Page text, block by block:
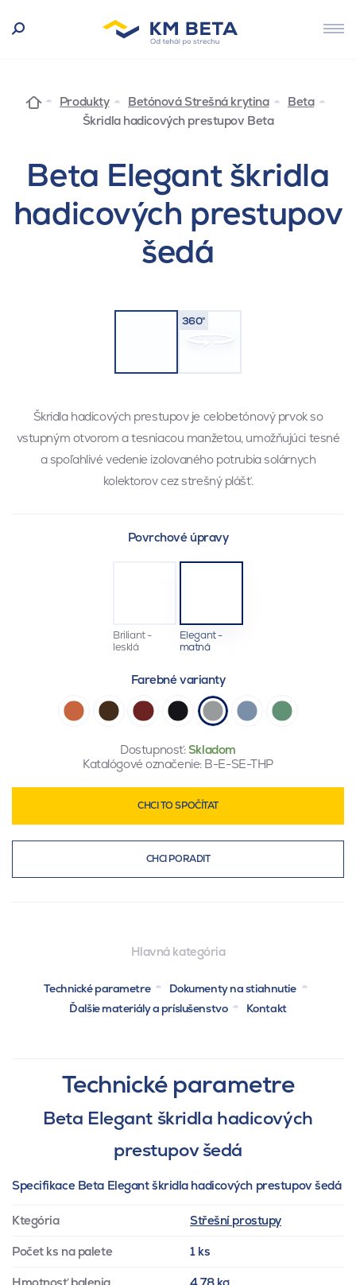
Produkty Betónová Strešná krytina
Beta
Škridla hadicových prestupov Beta
Beta Elegant škridla
hadicových prestupov
šedá
360°
Škridla hadicových prestupov je celobetónový prvok so
vstupným otvorom a tesniacou manžetou, umožňujúci tesné
a spoľahlivé vedenie izolovaného potrubia solárnych
kolektorov cez strešný plášť.
Povrchové úpravy
Briliant -
lesklá
Elegant -
matná
Farebné varianty
Dostupnosť:Skladom
Katalógové označenie: B-E-SE-THP
CHCI TO SPOČÍTAT
CHCI PORADIT
Hlavná kategória
Technické parametre
Dokumenty na stiahnutie
Ďalšie materiály a príslušenstvo
Kontakt
Technické parametre
Beta Elegant škridla hadicových
prestupov šedá
Specifikace Beta Elegant škridla hadicových prestupov šedá
Ktegória Střešní prostupy
Počet ks na palete 1 ks
Hmotnosť balenia 4.78 kg